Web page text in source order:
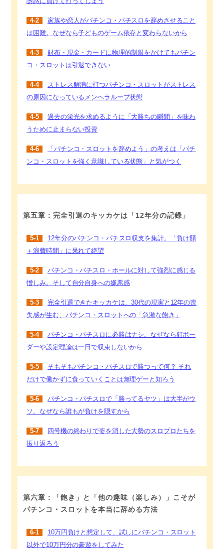
4-2
家族や恋人がパチンコ・パチスロを辞めさせること
は困難。なぜなら子どものゲーム依存と変わらないから
4-3
財布・現金・カードに物理的制限をかけてもパチン
コ・スロットは引退できない
4-4
ストレス解消に打つパチンコ・スロットがストレス
の原因になっているメンヘラループ状態
4-5
過去の栄光を求めるように「大勝ちの瞬間」を味わ
うために止まらない投資
4-6
「パチンコ・スロットを辞めよう」の考えは「パチ
ンコ・スロットを強く意識している状態」と気がつく
第五章：完全引退のキッカケは「12年分の記録」
5-1
12年分のパチンコ・パチスロ収支を集計。「負け額
＋浪費時間」に呆れて絶望
5-2
パチンコ・パチスロ・ホールに対して強烈に感じる
憎しみ。そして自分自身への嫌悪感
5-3
完全引退できたキッカケは、30代の現実と12年の喪
失感が生む、パチンコ・スロットへの「急激な飽き」
5-4
パチンコ・パチスロに必勝はナシ。なぜなら釘ボー
ダーや設定理論は一日で収束しないから
5-5
そもそもパチンコ・パチスロで勝つって何？ それ
だけで働かずに食っていくことは無理ゲーと知ろう
5-6
パチンコ・パチスロで「勝ってるヤツ」は大半がウ
ソ。なぜなら誰もが負けを隠すから
5-7
四号機の終わりで姿を消した大勢のスロプロたちを
振り返ろう
第六章：「飽き」と「他の趣味（楽しみ）」こそが
パチンコ・スロットを本当に辞める方法
6-1
10万円負けと想定して、試しにパチンコ・スロット
以外で10万円分の豪遊をしてみた